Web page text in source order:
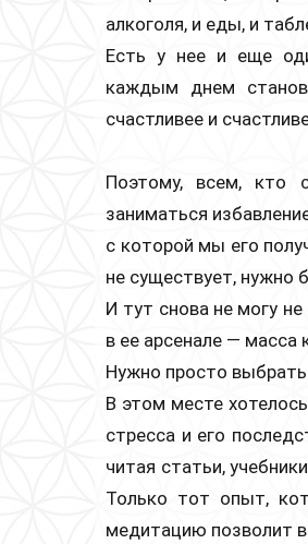
алкоголя, и еды, и
Есть у нее и еще
каждым днем
счастливее и
Поэтому, всем, кто
заниматься
с которой мы его
не существует, нужно
И тут снова не могу
в ее арсенале — масса
Нужно просто выбрать
В этом месте
стресса и его
читая статьи,
Только тот опыт,
медитацию позволит